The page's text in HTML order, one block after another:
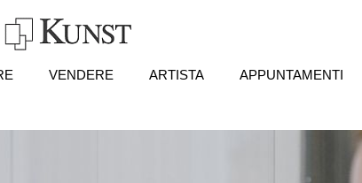
VENDERE ARTISTA APPUNTAMENTI